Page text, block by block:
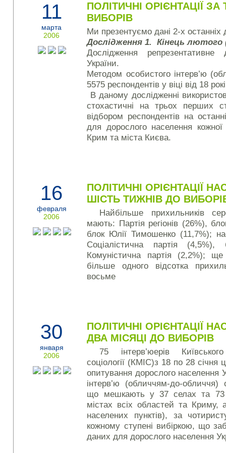
11
марта
2006
ПОЛІТИЧНІ ОРІЄНТАЦІЇ
ВИБОРІВ
Ми презентуємо дані 2-х останніх
Дослідження 1. Кінець лютого
Дослідження
України.
Методом особистого інтерв’ю
5575 респондентів у віці від 18
В даному дослідженні
стохастичні на трьох перших
відбором респондентів на
для дорослого населення
Крим та міста Києва.
16
февраля
2006
ПОЛІТИЧНІ ОРІЄНТАЦІЇ
ШІСТЬ ТИЖНІВ ДО
Найбільше прихильників
мають: Партія регіонів (26%),
блок Юлії Тимошенко (11,7%);
Соціалістична партія
Комуністична партія (2,2%); ще
більше одного відсотка
восьме
30
января
2006
ПОЛІТИЧНІ ОРІЄНТАЦІЇ
ДВА МІСЯЦІ ДО ВИБОРІВ
75 інтерв’юерів
соціології (КМІС)з 18 по 28 січня
опитування дорослого населення
інтерв’ю (обличчям-до-обличчя)
що мешкають у 37 селах та 73
містах всіх областей та Криму,
населених пунктів), за
кожному ступені вибіркою, що
даних для дорослого населення